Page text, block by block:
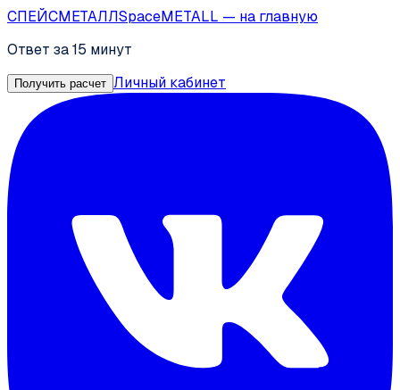
СПЕЙСМЕТАЛЛSpaceMETALL — на главную
Ответ за 15 минут
Получить расчет Личный кабинет